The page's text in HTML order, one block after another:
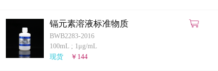
镉元素溶液标准物质
BWB2283-2016
100mL ; 1μg/mL
现货
￥144